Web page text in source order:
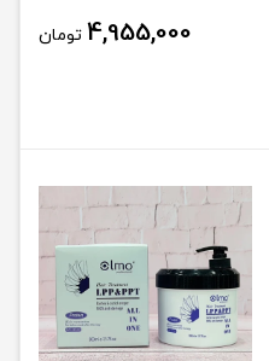
4,955,000 تومان